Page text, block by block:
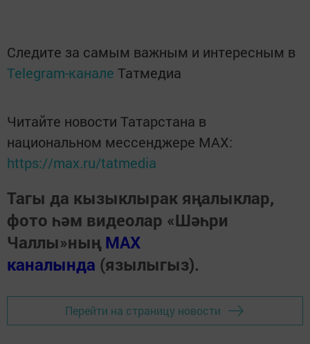
Следите за самым важным и интересным в
Telegram-канале Татмедиа
Читайте новости Татарстана в
национальном мессенджере MАХ:
https://max.ru/tatmedia
Тагы да кызыклырак яңалыклар,
фото һәм видеолар «Шәһри
Чаллы»ның MAX
каналында (язылыгыз).
Перейти на страницу новости